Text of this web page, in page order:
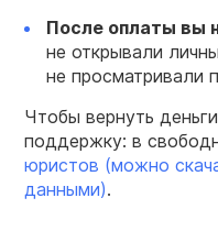
После оплаты вы
не открывали
не просматривали
Чтобы вернуть
поддержку: в
юристов (можно
данными).